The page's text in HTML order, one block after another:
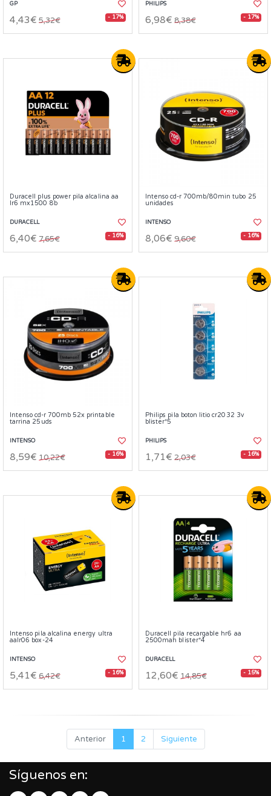
GP
4,43€ 5,32€ - 17%
PHILIPS
6,98€ 8,38€ - 17%
Duracell plus power pila alcalina aa
lr6 mx1500 8b
DURACELL
6,40€ 7,65€ - 16%
Intenso cd-r 700mb/80min tubo 25
unidades
INTENSO
8,06€ 9,60€ - 16%
Intenso cd-r 700mb 52x printable
tarrina 25uds
INTENSO
8,59€ 10,22€ - 16%
Philips pila boton litio cr2032 3v
blister*5
PHILIPS
1,71€ 2,03€ - 16%
Intenso pila alcalina energy ultra
aalr06 box-24
INTENSO
5,41€ 6,42€ - 16%
Duracell pila recargable hr6 aa
2500mah blister*4
DURACELL
12,60€ 14,85€ - 15%
Anterior 1 2 Siguiente
Síguenos en: